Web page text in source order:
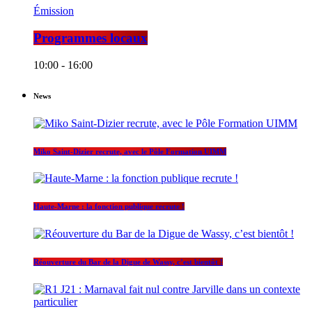
Émission
Programmes locaux
10:00 - 16:00
News
Miko Saint-Dizier recrute, avec le Pôle Formation UIMM
Haute-Marne : la fonction publique recrute !
Réouverture du Bar de la Digue de Wassy, c’est bientôt !